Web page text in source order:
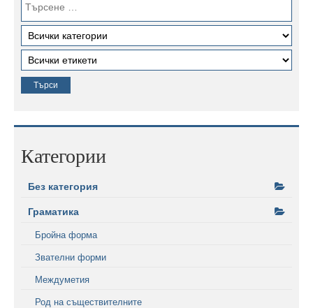
Категории
Без категория
Граматика
Бройна форма
Звателни форми
Междуметия
Род на съществителните